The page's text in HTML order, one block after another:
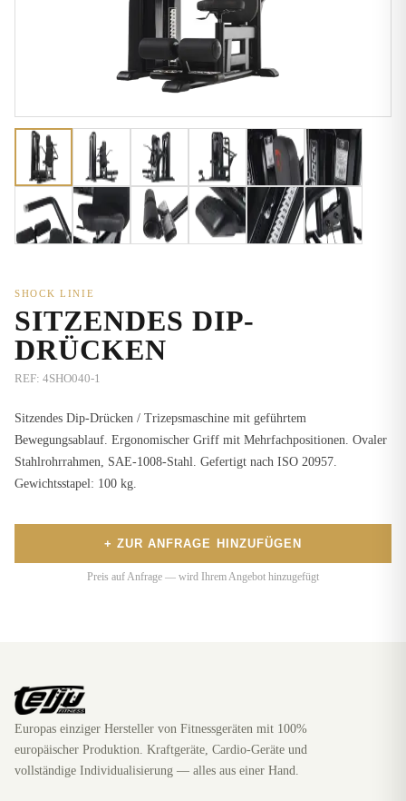
SHOCK LINIE
SITZENDES DIP-
DRÜCKEN
REF: 4SHO040-1
Sitzendes Dip-Drücken / Trizepsmaschine mit geführtem
Bewegungsablauf. Ergonomischer Griff mit Mehrfachpositionen. Ovaler
Stahlrohrrahmen, SAE-1008-Stahl. Gefertigt nach ISO 20957.
Gewichtsstapel: 100 kg.
+ ZUR ANFRAGE HINZUFÜGEN
Preis auf Anfrage — wird Ihrem Angebot hinzugefügt
Europas einziger Hersteller von Fitnessgeräten mit 100%
europäischer Produktion. Kraftgeräte, Cardio-Geräte und
vollständige Individualisierung — alles aus einer Hand.